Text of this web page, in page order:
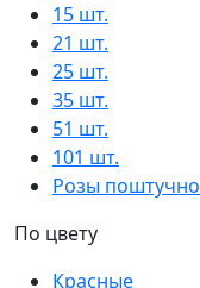
15 шт.
21 шт.
25 шт.
35 шт.
51 шт.
101 шт.
Розы поштучно
По цвету
Красные